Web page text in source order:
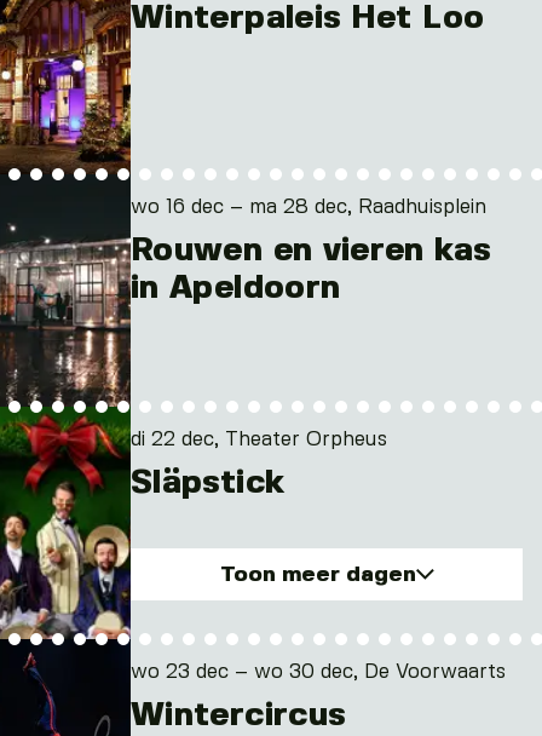
Winterpaleis Het Loo
wo 16 dec – ma 28 dec, Raadhuisplein
Rouwen en vieren kas
in Apeldoorn
di 22 dec, Theater Orpheus
Släpstick
Toon meer dagen
di. 22 dec 2026
wo. 23 dec 2026
wo 23 dec – wo 30 dec, De Voorwaarts
Wintercircus